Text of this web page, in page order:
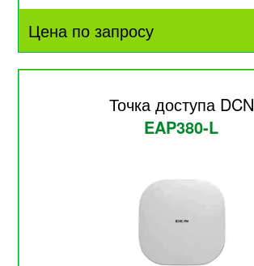
Цена по запросу
Точка доступа DCN
EAP380-L